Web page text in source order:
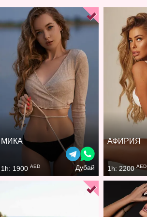
МИКА
1h: 1900 AED Дубай
АФИРИЯ
1h: 2200AED